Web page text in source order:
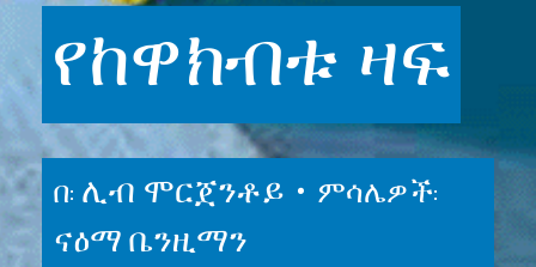
የከዋክብቱ ዛፍ
በ: ሊብ ሞርጀንቶይ • ምሳሌዎች:
ናዕማ ቤንዚማን